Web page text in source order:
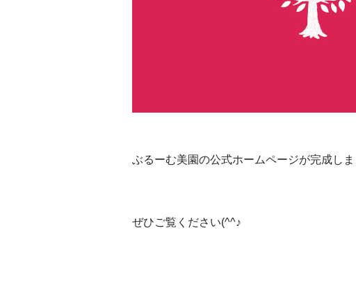
ぶるーむ美園の公式ホームページが完成し
ぜひご覧ください(^^♪